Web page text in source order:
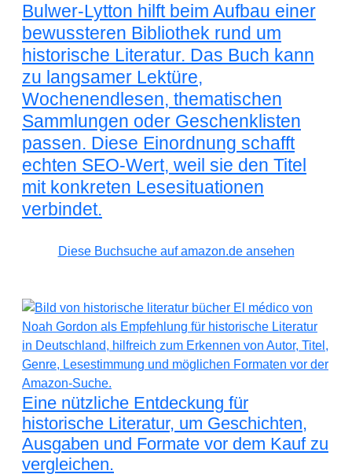
Bulwer-Lytton hilft beim Aufbau einer
bewussteren Bibliothek rund um
historische Literatur. Das Buch kann
zu langsamer Lektüre,
Wochenendlesen, thematischen
Sammlungen oder Geschenklisten
passen. Diese Einordnung schafft
echten SEO-Wert, weil sie den Titel
mit konkreten Lesesituationen
verbindet.
Diese Buchsuche auf amazon.de ansehen
Eine nützliche Entdeckung für
historische Literatur, um Geschichten,
Ausgaben und Formate vor dem Kauf zu
vergleichen.